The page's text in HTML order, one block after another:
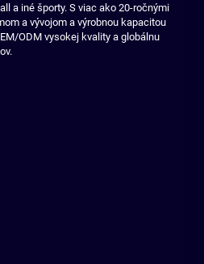
a iné športy. S viac ako 20-ročnými
a vývojom a výrobnou kapacitou
ODM vysokej kvality a globálnu